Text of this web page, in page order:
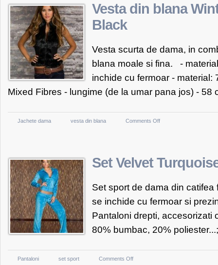
femei
Vesta din blana
Black
Vesta scurta de dama, in
blana moale si fina. -
inchide cu fermoar - material:
Mixed Fibres - lungime (de la umar pana jos) - 58
Jachete dama vesta din blana Comments Offon
WinterSoft
Set Velvet
Set sport de dama din
se inchide cu fermoar si
Pantaloni drepti, accesorizati
80% bumbac, 20%
Pantaloni set sport Comments Offon